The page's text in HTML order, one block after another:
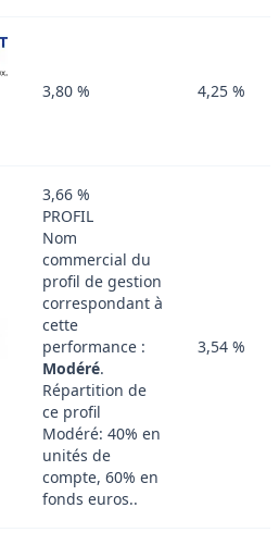
3,80 % 4,25 %
3,66 %
PROFIL
Nom
commercial du
profil de gestion
correspondant à
cette
performance :
Modéré.
Répartition de
ce profil
Modéré: 40% en
unités de
compte, 60% en
fonds euros..
3,54 %